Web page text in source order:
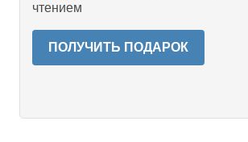
чтением
ПОЛУЧИТЬ ПОДАРОК